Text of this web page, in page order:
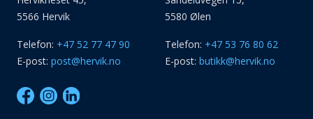
5566 Hervik
Telefon: +47 52 77 47 90
E-post: post@hervik.no
5580 Ølen
Telefon: +47 53 76 80 62
E-post: butikk@hervik.no